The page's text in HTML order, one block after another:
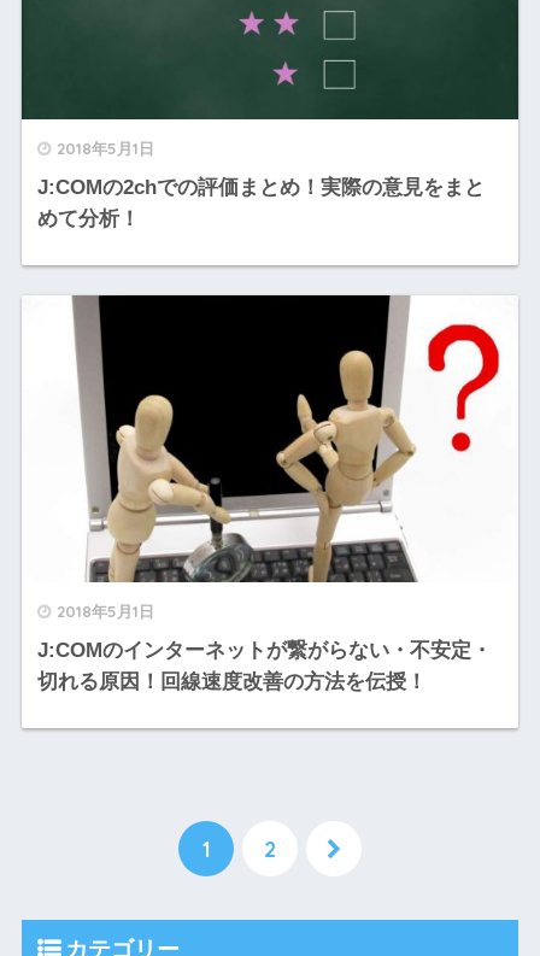
2018年5月1日
J:COMの2chでの評価まとめ！実際の意見をまと
めて分析！
2018年5月1日
J:COMのインターネットが繋がらない・不安定・
切れる原因！回線速度改善の方法を伝授！
1 2
カテゴリー